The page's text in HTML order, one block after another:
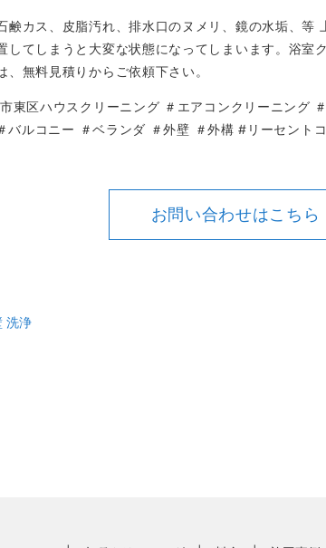
鹸カス、皮脂汚れ、排水口のヌメリ、鏡の水垢、
してしまうと大変な状態になってしまいます。浴
無料見積りからご依頼下さい。
東区ハウスクリーニング ＃エアコンクリーニング
バルコニー ＃ベランダ ＃外壁 ＃外構 #リーセント
お問い合わせはこちら
洗浄